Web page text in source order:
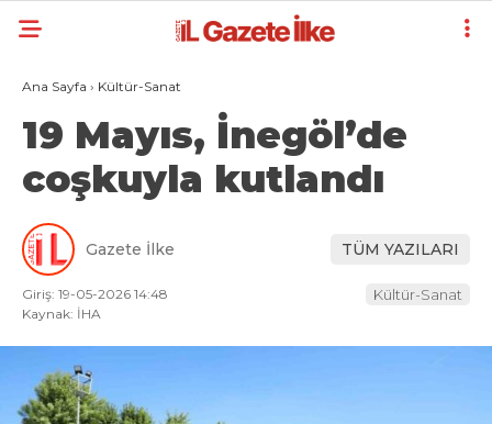
Ana Sayfa › Kültür-Sanat
19 Mayıs, İnegöl’de
coşkuyla kutlandı
Gazete İlke TÜM YAZILARI
Giriş: 19-05-2026 14:48
Kaynak: İHA
Kültür-Sanat